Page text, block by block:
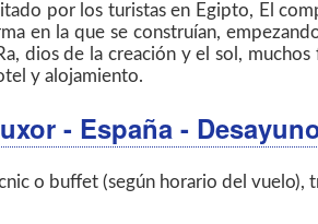
por los turistas en Egipto, El
en la que se construían,
dios de la creación y el sol,
y alojamiento.
- España -
o buffet (según horario del vuelo),